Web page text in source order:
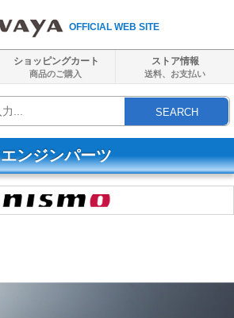
OFFICIAL WEB SITE
ショッピングカート
商品のご購入
ストア情報
送料、 お支払い
SEARCH
エンジンパーツ